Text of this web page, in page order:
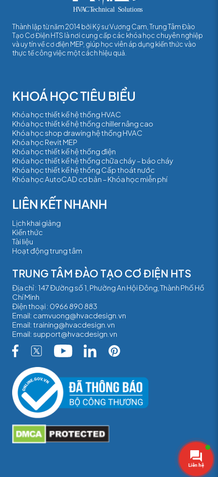
Thành lập từ năm 2014 bởi Kỹ sư Vương Cam, Trung Tâm Đào
Tạo Cơ Điện HTS là nơi cung cấp các khóa học chuyên nghiệp
và uy tín về cơ điện MEP, giúp học viên áp dụng kiến thức vào
thực tế công việc một cách hiệu quả.
Khóa học thiết kế hệ thống HVAC
Khóa học thiết kế hệ thống chiller nâng cao
Khóa học shop drawing hệ thống HVAC
Khóa học Revit MEP
Khóa học thiết kế hệ thống điện
Khóa học thiết kế hệ thống chữa cháy – báo cháy
Khóa học thiết kế hệ thống Cấp thoát nước
Khóa học AutoCAD cơ bản – Khóa học miễn phí
Lịch khai giảng
Kiến thức
Tài liệu
Hoạt động trung tâm
TRUNG TÂM ĐÀO TẠO CƠ ĐIỆN HTS
Địa chỉ : 147 Đường số 1, Phường An Hội Đông, Thành Phố Hồ
Chí Minh
Điện thoại : 0966 890 883
Email: camvuong@hvacdesign.vn
Email: training@hvacdesign.vn
Email: support@hvacdesign.vn
Liên hệ